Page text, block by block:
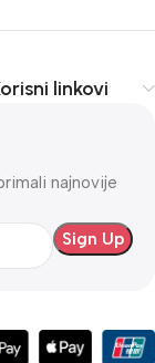
linkovi
najnovije